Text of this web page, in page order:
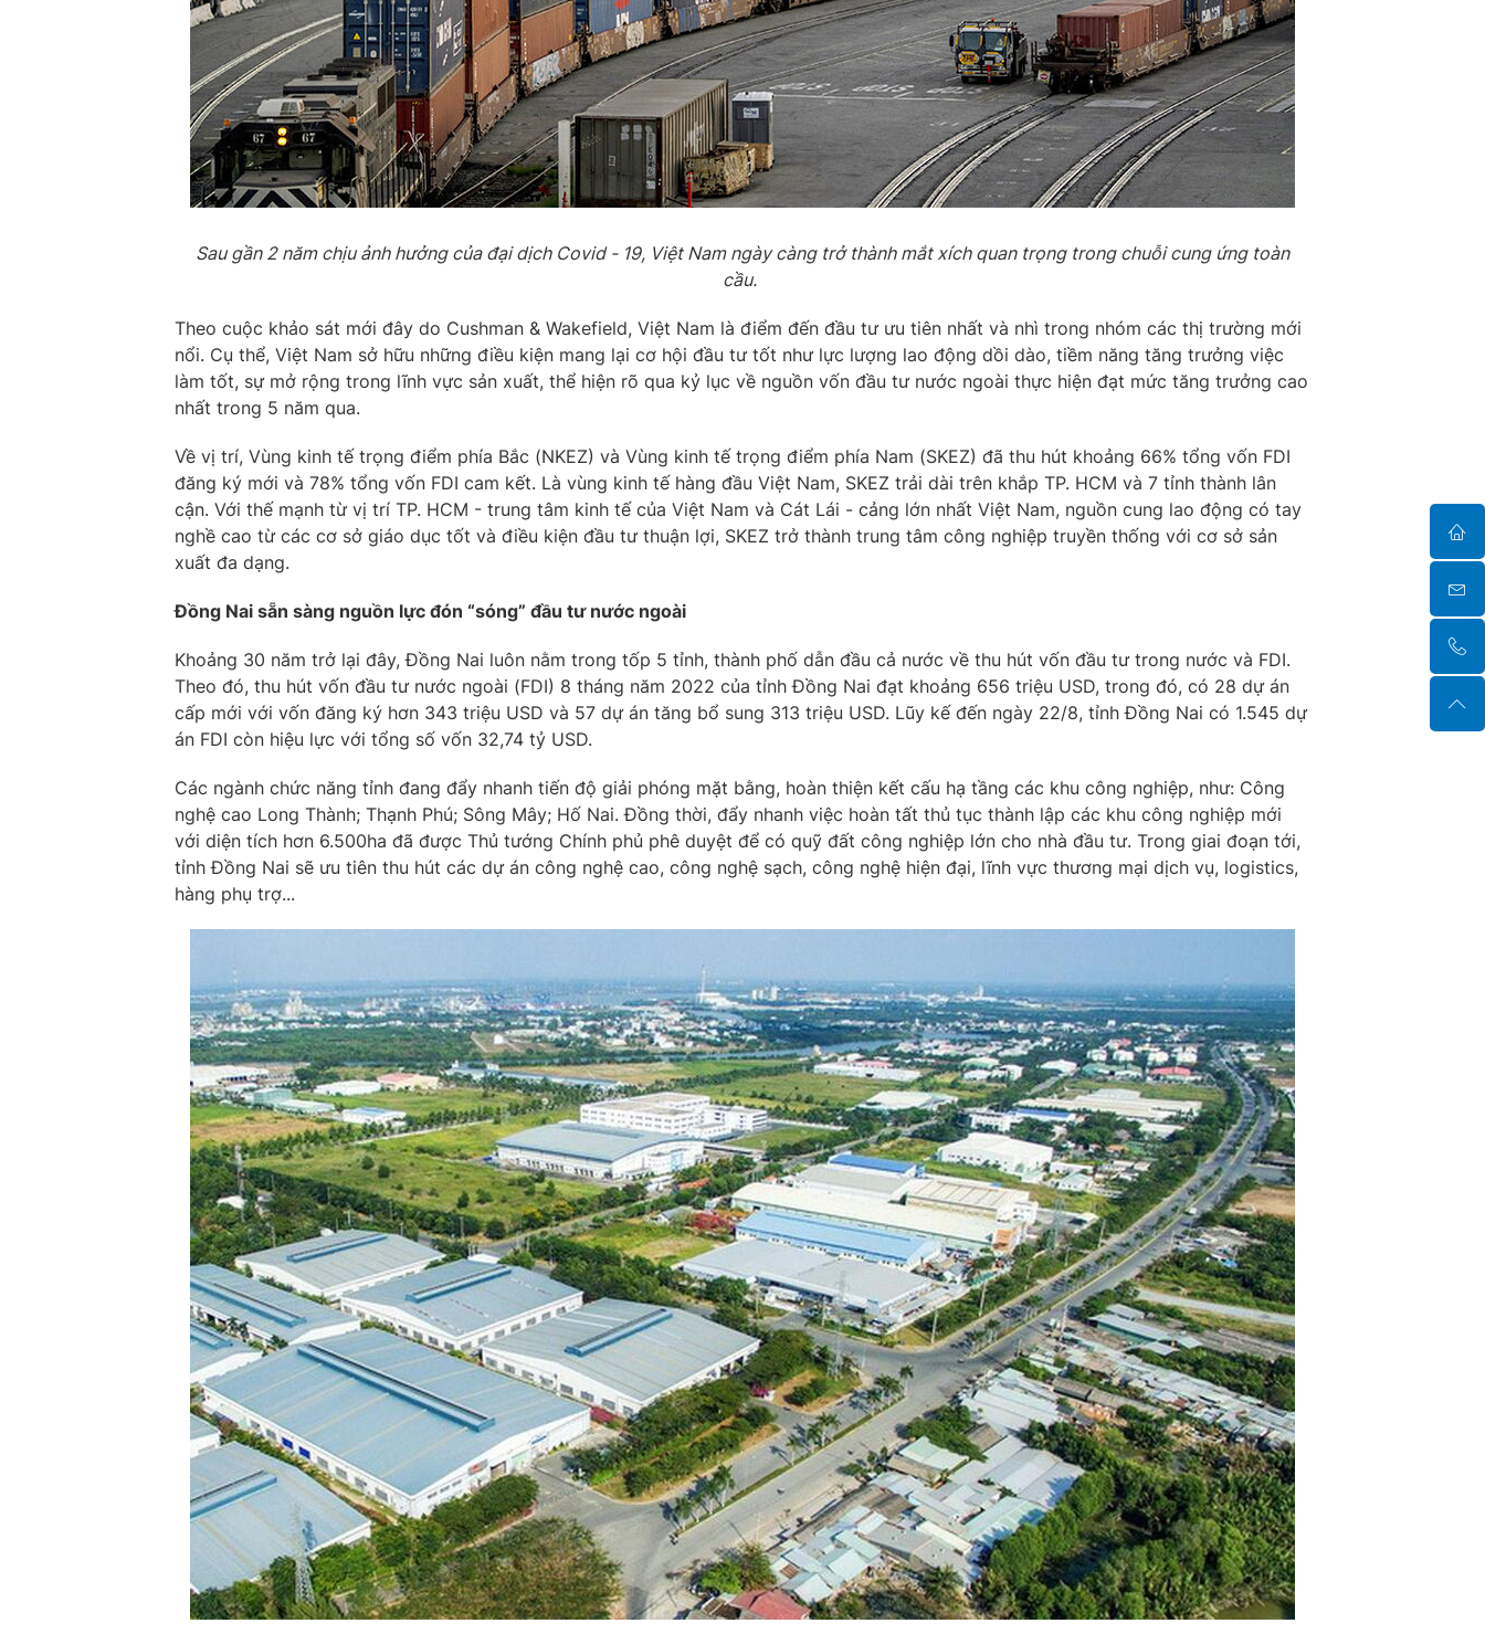
Sau gần 2 năm chịu ảnh hưởng của đại dịch Covid - 19, Việt Nam ngày càng trở thành mắt xích quan trọng trong chuỗi cung ứng toàn
cầu.
Theo cuộc khảo sát mới đây do Cushman & Wakefield, Việt Nam là điểm đến đầu tư ưu tiên nhất và nhì trong nhóm các thị trường mới
nổi. Cụ thể, Việt Nam sở hữu những điều kiện mang lại cơ hội đầu tư tốt như lực lượng lao động dồi dào, tiềm năng tăng trưởng việc
làm tốt, sự mở rộng trong lĩnh vực sản xuất, thể hiện rõ qua kỷ lục về nguồn vốn đầu tư nước ngoài thực hiện đạt mức tăng trưởng cao
nhất trong 5 năm qua.
Về vị trí, Vùng kinh tế trọng điểm phía Bắc (NKEZ) và Vùng kinh tế trọng điểm phía Nam (SKEZ) đã thu hút khoảng 66% tổng vốn FDI
đăng ký mới và 78% tổng vốn FDI cam kết. Là vùng kinh tế hàng đầu Việt Nam, SKEZ trải dài trên khắp TP. HCM và 7 tỉnh thành lân
cận. Với thế mạnh từ vị trí TP. HCM - trung tâm kinh tế của Việt Nam và Cát Lái - cảng lớn nhất Việt Nam, nguồn cung lao động có tay
nghề cao từ các cơ sở giáo dục tốt và điều kiện đầu tư thuận lợi, SKEZ trở thành trung tâm công nghiệp truyền thống với cơ sở sản
xuất đa dạng.
Đồng Nai sẵn sàng nguồn lực đón “sóng” đầu tư nước ngoài
Khoảng 30 năm trở lại đây, Đồng Nai luôn nằm trong tốp 5 tỉnh, thành phố dẫn đầu cả nước về thu hút vốn đầu tư trong nước và FDI.
Theo đó, thu hút vốn đầu tư nước ngoài (FDI) 8 tháng năm 2022 của tỉnh Đồng Nai đạt khoảng 656 triệu USD, trong đó, có 28 dự án
cấp mới với vốn đăng ký hơn 343 triệu USD và 57 dự án tăng bổ sung 313 triệu USD. Lũy kế đến ngày 22/8, tỉnh Đồng Nai có 1.545 dự
án FDI còn hiệu lực với tổng số vốn 32,74 tỷ USD.
Các ngành chức năng tỉnh đang đẩy nhanh tiến độ giải phóng mặt bằng, hoàn thiện kết cấu hạ tầng các khu công nghiệp, như: Công
nghệ cao Long Thành; Thạnh Phú; Sông Mây; Hố Nai. Đồng thời, đẩy nhanh việc hoàn tất thủ tục thành lập các khu công nghiệp mới
với diện tích hơn 6.500ha đã được Thủ tướng Chính phủ phê duyệt để có quỹ đất công nghiệp lớn cho nhà đầu tư. Trong giai đoạn tới,
tỉnh Đồng Nai sẽ ưu tiên thu hút các dự án công nghệ cao, công nghệ sạch, công nghệ hiện đại, lĩnh vực thương mại dịch vụ, logistics,
hàng phụ trợ...